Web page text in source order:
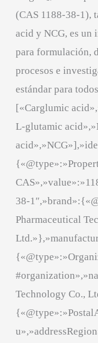
(CAS 1188-38-1),
acid y NCG, es un
para formulación,
procesos e
estándar para
[«Carglumic
L-glutamic
38-
Pharmaceutical
Technology Co.,